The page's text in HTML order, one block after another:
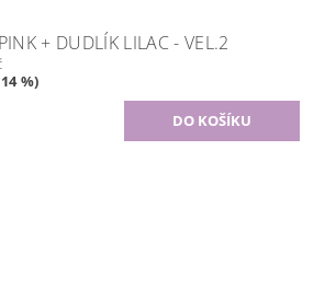
+ DUDLÍK LILAC - VEL.2
%)